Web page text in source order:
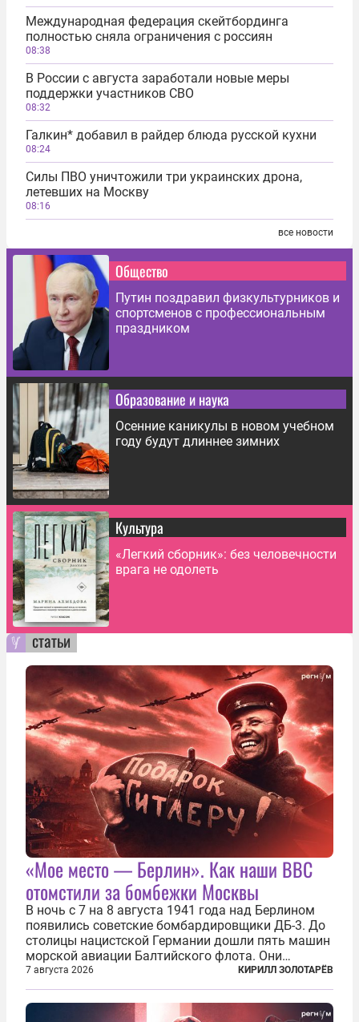
Международная федерация скейтбординга
полностью сняла ограничения с россиян
08:38
В России с августа заработали новые меры
поддержки участников СВО
08:32
Галкин* добавил в райдер блюда русской кухни
08:24
Силы ПВО уничтожили три украинских дрона,
летевших на Москву
08:16
все новости
Общество
Путин поздравил физкультурников и
спортсменов с профессиональным
праздником
Образование и наука
Осенние каникулы в новом учебном
году будут длиннее зимних
Культура
«Легкий сборник»: без человечности
врага не одолеть
статьи
«Мое место — Берлин». Как наши ВВС
отомстили за бомбежки Москвы
В ночь с 7 на 8 августа 1941 года над Берлином
появились советские бомбардировщики ДБ-3. До
столицы нацистской Германии дошли пять машин
морской авиации Балтийского флота. Они
сбросили бомбы на город, который в тот момент
жил в полной уверенности, что война идет где-то
далеко на востоке, Красная...
7 августа 2026 КИРИЛЛ ЗОЛОТАРЁВ